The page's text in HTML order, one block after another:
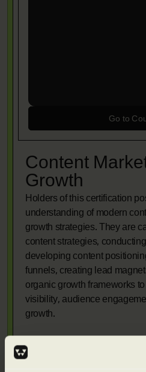
Go to
Content
Growth
Holders of this certification
understanding of modern
growth strategies. They are
content strategies,
developing content
funnels, creating lead
organic growth frameworks
visibility, audience
growth.